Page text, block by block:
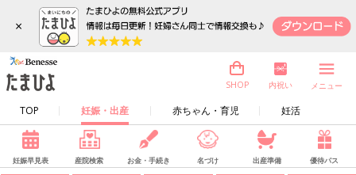
×
TOP 妊娠・出産 赤ちゃん・育児 妊活
SHOP 内祝い メニュー
妊娠早見表 産院検索 お金・手続き 名づけ 出産準備 優待パス